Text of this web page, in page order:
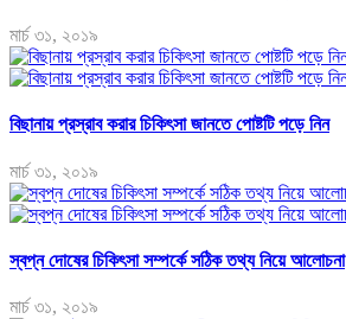
মার্চ ৩১, ২০১৯
বিছানায় প্রস্রাব করার চিকিৎসা জানতে পোষ্টটি পড়ে নিন
মার্চ ৩১, ২০১৯
স্বপ্ন দোষের চিকিৎসা সম্পর্কে সঠিক তথ্য নিয়ে আলোচনা
মার্চ ৩১, ২০১৯